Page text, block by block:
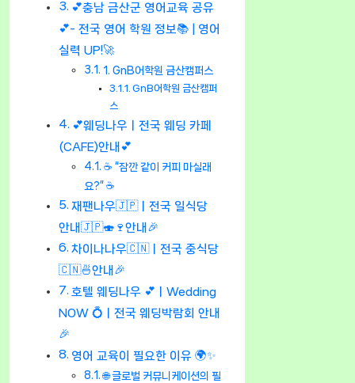
💕충남 금산군 영어교육 공유
💕- 전국 영어 학원 정보📚 | 영어
실력 UP!🚀
1. GnB어학원 금산캠퍼스
GnB어학원 금산캠퍼
스
💕웨딩나우ㅣ전국 웨딩 카페
(CAFE)안내💕
☕ “잠깐 같이 커피 마실래
요?” ☕
재팬나우🇯🇵ㅣ전국 일식당
안내🇯🇵🍣🍷안내🎉
차이나나우🇨🇳ㅣ전국 중식당
🇨🇳🍜안내🎉
호텔 웨딩나우 💕ㅣWedding
NOW 💍ㅣ전국 웨딩박람회 안내
🎉
영어 교육이 필요한 이유 🌍✨
🌐 글로벌 커뮤니케이션의 필